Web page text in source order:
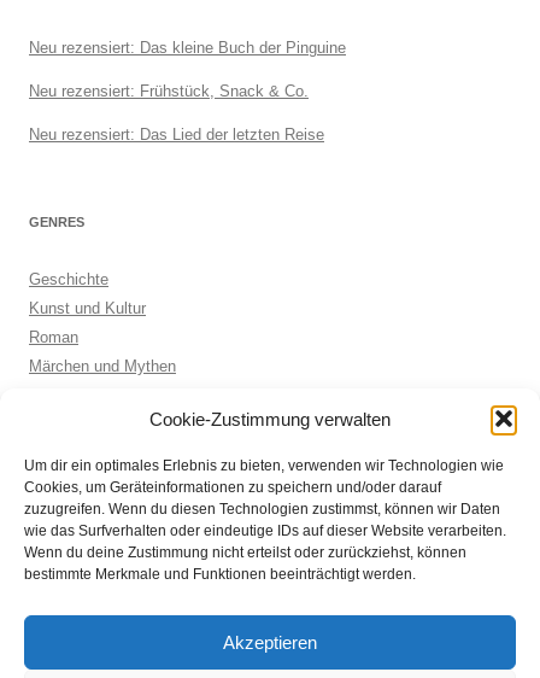
Cookie-Zustimmung verwalten
Um dir ein optimales Erlebnis zu bieten, verwenden wir Technologien wie
Cookies, um Geräteinformationen zu speichern und/oder darauf
zuzugreifen. Wenn du diesen Technologien zustimmst, können wir Daten
wie das Surfverhalten oder eindeutige IDs auf dieser Website verarbeiten.
Wenn du deine Zustimmung nicht erteilst oder zurückziehst, können
bestimmte Merkmale und Funktionen beeinträchtigt werden.
Akzeptieren
Neu rezensiert: Das kleine Buch der Pinguine
Neu rezensiert: Frühstück, Snack & Co.
Neu rezensiert: Das Lied der letzten Reise
GENRES
Geschichte
Kunst und Kultur
Roman
Märchen und Mythen
Sachbuch allgemein
ARCHIVE
Archive